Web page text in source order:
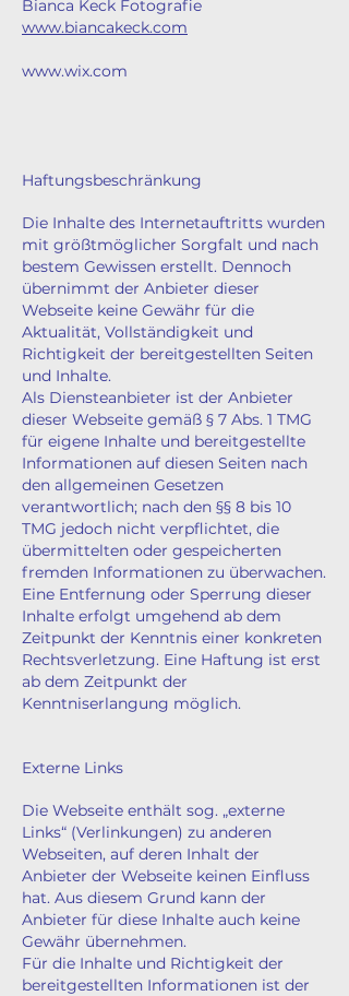
Bianca Keck Fotografie
www.biancakeck.com
www.wix.com
Haftungsbeschränkung
Die Inhalte des Internetauftritts wurden
mit größtmöglicher Sorgfalt und nach
bestem Gewissen erstellt. Dennoch
übernimmt der Anbieter dieser
Webseite keine Gewähr für die
Aktualität, Vollständigkeit und
Richtigkeit der bereitgestellten Seiten
und Inhalte.
Als Diensteanbieter ist der Anbieter
dieser Webseite gemäß § 7 Abs. 1 TMG
für eigene Inhalte und bereitgestellte
Informationen auf diesen Seiten nach
den allgemeinen Gesetzen
verantwortlich; nach den §§ 8 bis 10
TMG jedoch nicht verpflichtet, die
übermittelten oder gespeicherten
fremden Informationen zu überwachen.
Eine Entfernung oder Sperrung dieser
Inhalte erfolgt umgehend ab dem
Zeitpunkt der Kenntnis einer konkreten
Rechtsverletzung. Eine Haftung ist erst
ab dem Zeitpunkt der
Kenntniserlangung möglich.
Externe Links
Die Webseite enthält sog. „externe
Links“ (Verlinkungen) zu anderen
Webseiten, auf deren Inhalt der
Anbieter der Webseite keinen Einfluss
hat. Aus diesem Grund kann der
Anbieter für diese Inhalte auch keine
Gewähr übernehmen.
Für die Inhalte und Richtigkeit der
bereitgestellten Informationen ist der